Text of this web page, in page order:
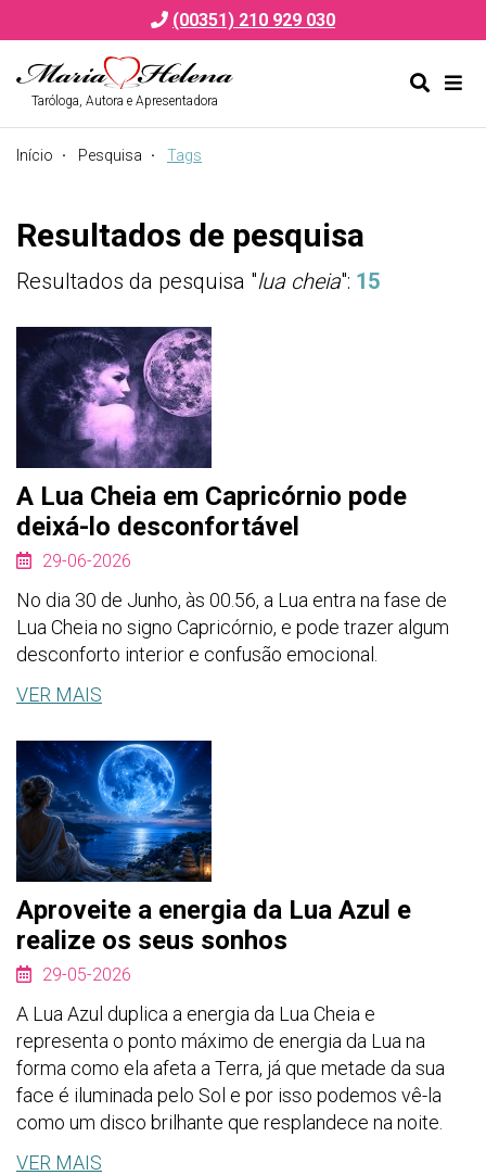
(00351) 210 929 030
Taróloga, Autora e Apresentadora
Início Pesquisa Tags
Resultados de pesquisa
Resultados da pesquisa "lua cheia": 15
A Lua Cheia em Capricórnio pode
deixá-lo desconfortável
29-06-2026
No dia 30 de Junho, às 00.56, a Lua entra na fase de
Lua Cheia no signo Capricórnio, e pode trazer algum
desconforto interior e confusão emocional.
VER MAIS
Aproveite a energia da Lua Azul e
realize os seus sonhos
29-05-2026
A Lua Azul duplica a energia da Lua Cheia e
representa o ponto máximo de energia da Lua na
forma como ela afeta a Terra, já que metade da sua
face é iluminada pelo Sol e por isso podemos vê-la
como um disco brilhante que resplandece na noite.
VER MAIS